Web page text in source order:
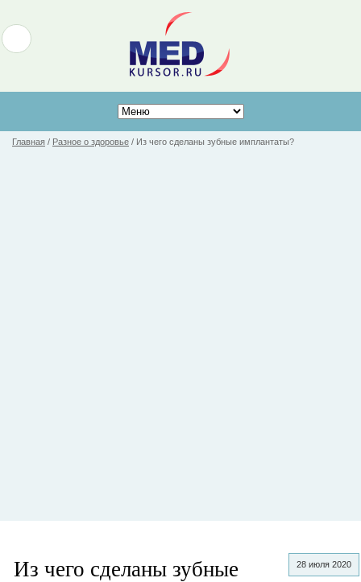
Главная / Разное о здоровье / Из чего сделаны зубные имплантаты?
28 июля 2020
Из чего сделаны зубные